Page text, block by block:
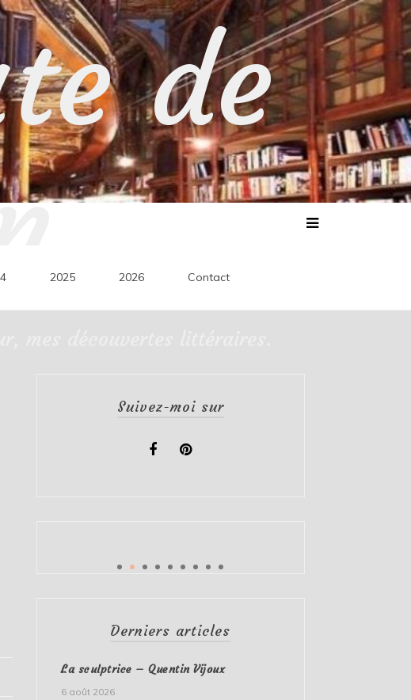
de
2025 2026 Contact
Suivez-moi sur
Derniers articles
La sculptrice – Quentin Vijoux
6 août 2026